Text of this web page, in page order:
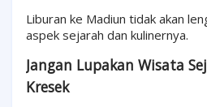
Liburan ke Madiun tidak akan
aspek sejarah dan kulinernya.
Jangan Lupakan Wisata
Kresek